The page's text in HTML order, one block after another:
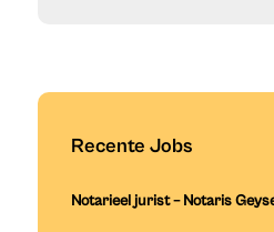
Recente Jobs
Notarieel jurist – Notaris